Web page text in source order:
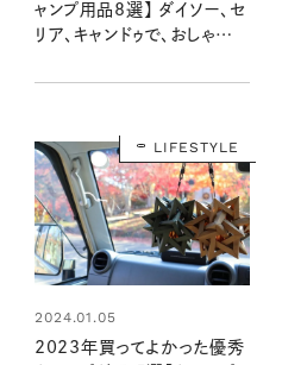
ャンプ用品8選】 ダイソー、セ
リア、キャンドゥで、おしゃれキ
おすすめは？
LIFESTYLE
2024.01.05
2023年買ってよかった優秀